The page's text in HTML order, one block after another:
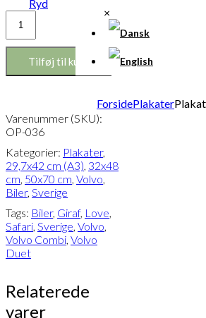
×
ForsidePlakater
Ryd
Volvo
Duet
Combi
Tilføj til kurv
Varenummer (SKU):
OP-036
Kategorier: Plakater,
29,7x42 cm (A3), 32x48
cm, 50x70 cm, Volvo,
Biler, Sverige
Tags: Biler, Giraf, Love,
Safari, Sverige, Volvo,
Volvo Combi, Volvo
Duet
Relaterede
varer